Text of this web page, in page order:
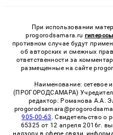
При использовании
progorodsamara.ru
противном случае будут
об авторских и смежных
ответственности за
размещенные на сайте
Наименование: сетевое
(ПРОГОРОДСАМАРА)
редактор: Романова А.А.
905-00-63 . Свидетельство о
65325 от 12 апреля 2016г.
надзору в сфере связи,